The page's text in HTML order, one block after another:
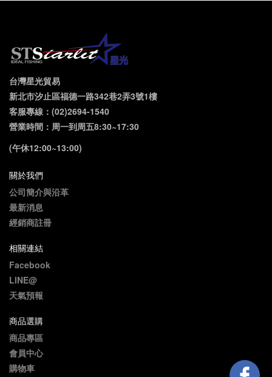
台灣星光貿易
新北市汐止區福德一路342巷2弄3號1樓
客服專線：(02)2694-1540
營業時間：周一到周五8:30~17:30
(午休12:00~13:00)
關於我們
公司簡介與沿革
最新消息
經銷商註冊
相關連結
Facebook
LINE@
天氣預報
商品選購
商品專區
會員中心
購物車